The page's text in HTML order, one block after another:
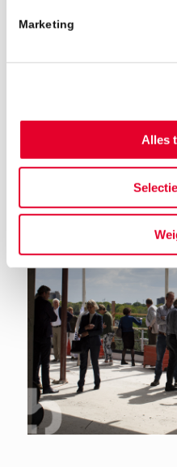
Marketing
Alles
Terug naar het